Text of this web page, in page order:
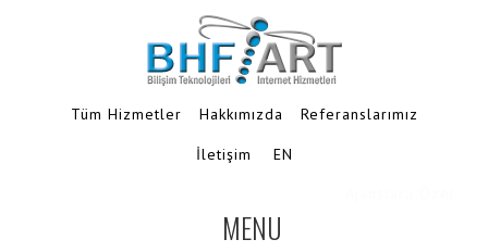
Tüm Hizmetler Hakkımızda Referanslarımız
İletişim EN
MENU